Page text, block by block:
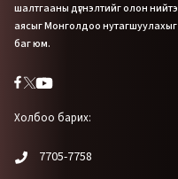
шалтгааны дүгнэлтийг олон
аясыг Монголдоо
баг юм.
Холбоо барих:
7705-7758